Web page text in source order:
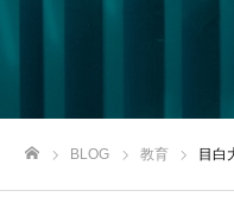
BLOG 教育 目白